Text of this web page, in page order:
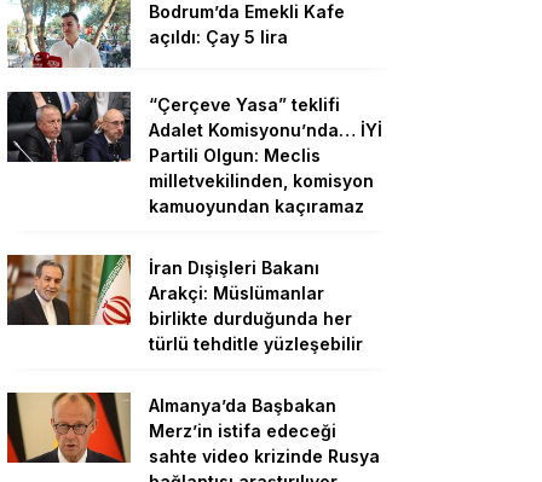
Bodrum’da Emekli Kafe
açıldı: Çay 5 lira
“Çerçeve Yasa” teklifi
Adalet Komisyonu’nda… İYİ
Partili Olgun: Meclis
milletvekilinden, komisyon
kamuoyundan kaçıramaz
İran Dışişleri Bakanı
Arakçi: Müslümanlar
birlikte durduğunda her
türlü tehditle yüzleşebilir
Almanya’da Başbakan
Merz’in istifa edeceği
sahte video krizinde Rusya